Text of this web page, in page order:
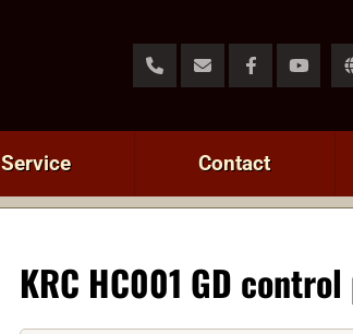
Service Contact
KRC HC001 GD